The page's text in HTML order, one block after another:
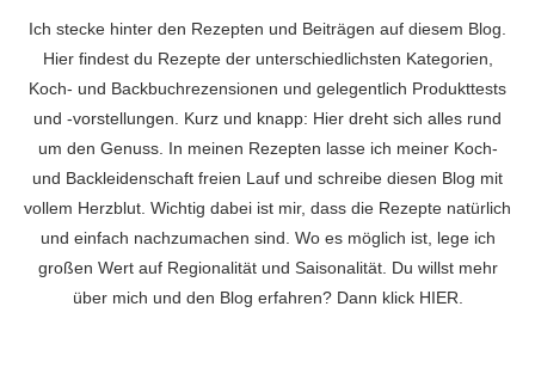
Ich stecke hinter den Rezepten und Beiträgen auf diesem Blog.
Hier findest du Rezepte der unterschiedlichsten Kategorien,
Koch- und Backbuchrezensionen und gelegentlich Produkttests
und -vorstellungen. Kurz und knapp: Hier dreht sich alles rund
um den Genuss. In meinen Rezepten lasse ich meiner Koch-
und Backleidenschaft freien Lauf und schreibe diesen Blog mit
vollem Herzblut. Wichtig dabei ist mir, dass die Rezepte natürlich
und einfach nachzumachen sind. Wo es möglich ist, lege ich
großen Wert auf Regionalität und Saisonalität. Du willst mehr
über mich und den Blog erfahren? Dann klick HIER